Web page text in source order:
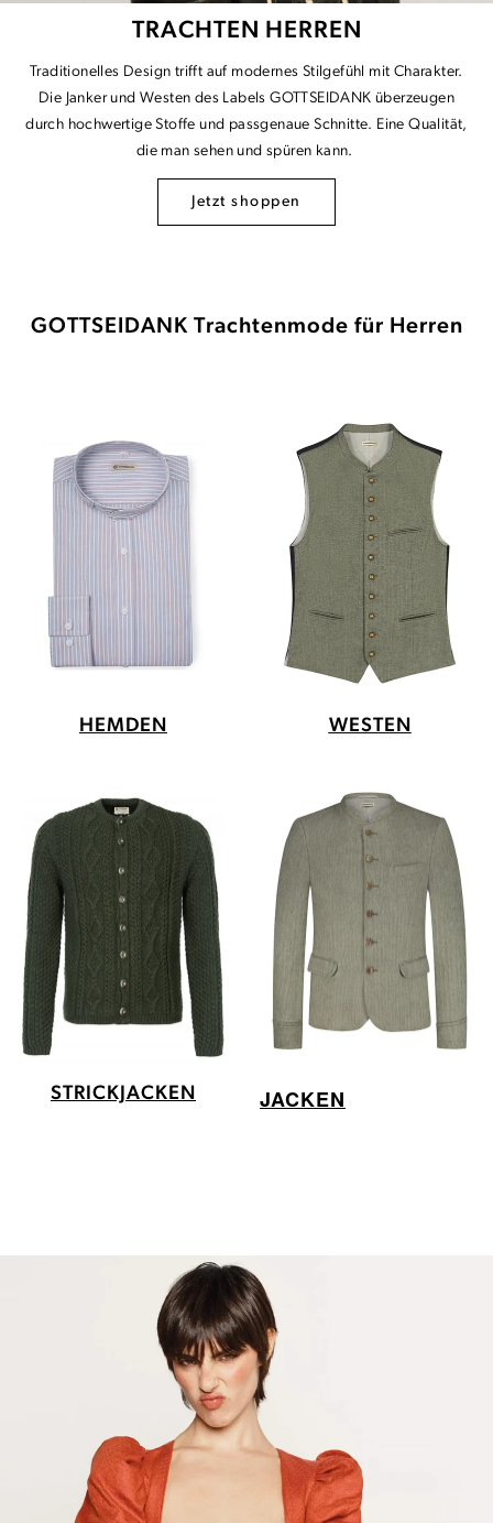
TRACHTEN HERREN
Traditionelles Design trifft auf modernes Stilgefühl mit Charakter.
Die Janker und Westen des Labels GOTTSEIDANK überzeugen
durch hochwertige Stoffe und passgenaue Schnitte. Eine Qualität,
die man sehen und spüren kann.
Jetzt shoppen
GOTTSEIDANK Trachtenmode für Herren
HEMDEN WESTEN
STRICKJACKEN JACKEN